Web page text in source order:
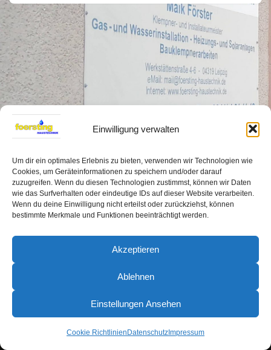
Einwilligung verwalten
Um dir ein optimales Erlebnis zu bieten, verwenden wir Technologien wie
Cookies, um Geräteinformationen zu speichern und/oder darauf
zuzugreifen. Wenn du diesen Technologien zustimmst, können wir Daten
wie das Surfverhalten oder eindeutige IDs auf dieser Website verarbeiten.
Wenn du deine Einwilligung nicht erteilst oder zurückziehst, können
bestimmte Merkmale und Funktionen beeinträchtigt werden.
Akzeptieren
Ablehnen
Einstellungen Ansehen
Cookie Richtlinien Datenschutz Impressum
Datenschutz AGB Cookie-Richtlinie